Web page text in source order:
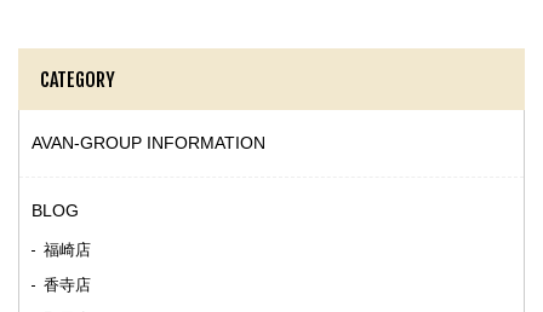
CATEGORY
AVAN-GROUP INFORMATION
BLOG
福崎店
香寺店